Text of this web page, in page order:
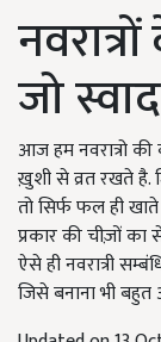
जो
आज हम नवरात्रो
ख़ुशी से व्रत रखते है.
तो सिर्फ फल ही
प्रकार की चीज़ों
ऐसे ही नवरात्री
जिसे बनाना भी